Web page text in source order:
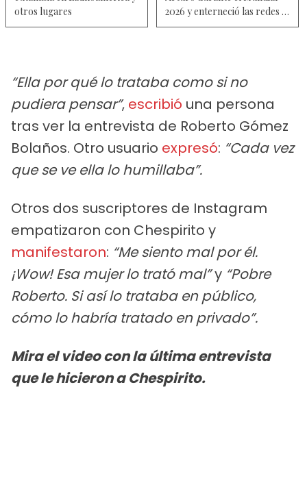
otros lugares
2026 y enterneció las redes —
Video
“Ella por qué lo trataba como si no
pudiera pensar”, escribió una persona
tras ver la entrevista de Roberto Gómez
Bolaños. Otro usuario expresó: “Cada vez
que se ve ella lo humillaba”.
Otros dos suscriptores de Instagram
empatizaron con Chespirito y
manifestaron: “Me siento mal por él.
¡Wow! Esa mujer lo trató mal”y “Pobre
Roberto. Si así lo trataba en público,
cómo lo habría tratado en privado”.
Mira el video con la última entrevista
que le hicieron a Chespirito.